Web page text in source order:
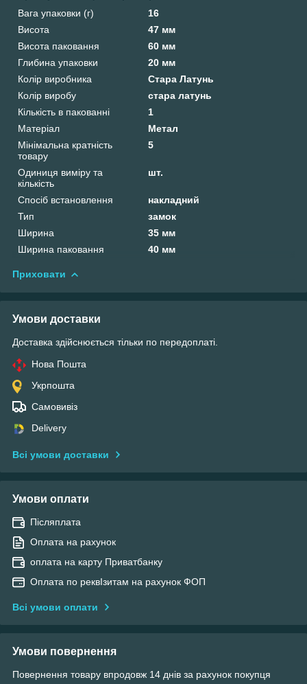
Вага упаковки (г)
16
Висота
47 мм
Висота паковання
60 мм
Глибина упаковки
20 мм
Колір виробника
Стара Латунь
Колір виробу
стара латунь
Кількість в пакованні
1
Матеріал
Метал
Мінімальна кратність
товару
5
Одиниця виміру та
кількість
шт.
Спосіб встановлення
накладний
Тип
замок
Ширина
35 мм
Ширина паковання
40 мм
Приховати
Умови доставки
Доставка здійснюється тільки по передоплаті.
Нова Пошта
Укрпошта
Самовивіз
Delivery
Всі умови доставки
Умови оплати
Післяплата
Оплата на рахунок
оплата на карту Приватбанку
Оплата по реквІзитам на рахунок ФОП
Всі умови оплати
Умови повернення
Повернення товару впродовж 14 днів за рахунок покупця